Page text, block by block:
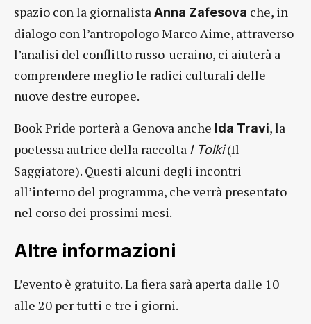
spazio con la giornalistaAnna Zafesova che, in
dialogo con l’antropologo Marco Aime, attraverso
l’analisi del conflitto russo-ucraino, ci aiuterà a
comprendere meglio le radici culturali delle
nuove destre europee.
Book Pride porterà a Genova anche Ida Travi, la
poetessa autrice della raccolta I Tolki(Il
Saggiatore). Questi alcuni degli incontri
all’interno del programma, che verrà presentato
nel corso dei prossimi mesi.
Altre informazioni
L’evento è gratuito. La fiera sarà aperta dalle 10
alle 20 per tutti e tre i giorni.